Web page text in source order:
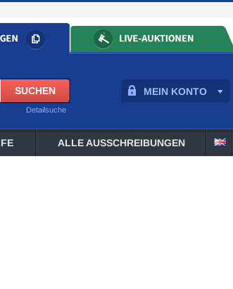
MEIN KONTO
Detailsuche
ALLE AUSSCHREIBUNGEN